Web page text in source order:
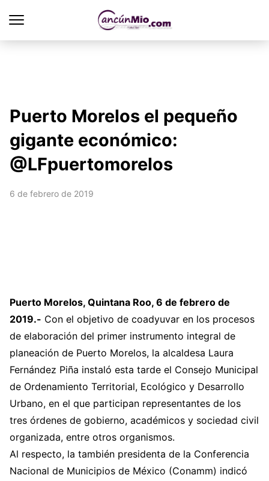
Puerto Morelos el pequeño
gigante económico:
@LFpuertomorelos
6 de febrero de 2019
Puerto Morelos, Quintana Roo, 6 de febrero de
2019.- Con el objetivo de coadyuvar en los procesos
de elaboración del primer instrumento integral de
planeación de Puerto Morelos, la alcaldesa Laura
Fernández Piña instaló esta tarde el Consejo Municipal
de Ordenamiento Territorial, Ecológico y Desarrollo
Urbano, en el que participan representantes de los
tres órdenes de gobierno, académicos y sociedad civil
organizada, entre otros organismos.
Al respecto, la también presidenta de la Conferencia
Nacional de Municipios de México (Conamm) indicó